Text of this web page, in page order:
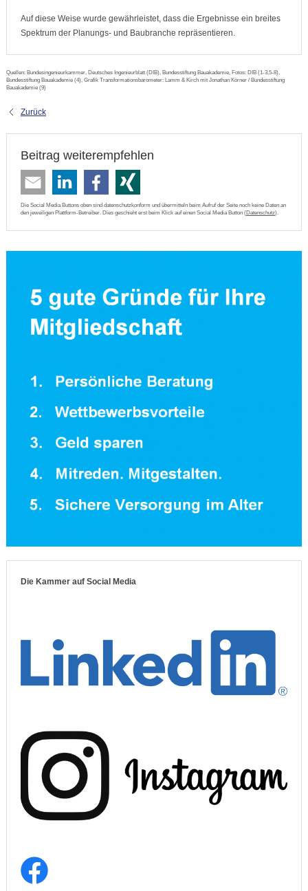
Auf diese Weise wurde gewährleistet, dass die Ergebnisse ein breites
Spektrum der Planungs- und Baubranche repräsentieren.
Quellen: Bundesingenieurkammer, Deutsches Ingenieurblatt (DIB), Bundesstiftung Bauakademie, Fotos: DIB (1-3,5-8),
Bundesstiftung Bauakademie (4), Grafik Transformationsbarometer: Lamm & Kirch mit Jonathan Körner / Bundesstiftung
Bauakademie (9)
Zurück
Beitrag weiterempfehlen
Die Social Media Buttons oben sind datenschutzkonform und übermitteln beim Aufruf der Seite noch keine Daten an
den jeweiligen Plattform-Betreiber. Dies geschieht erst beim Klick auf einen Social Media Button (Datenschutz).
Die Kammer auf Social Media